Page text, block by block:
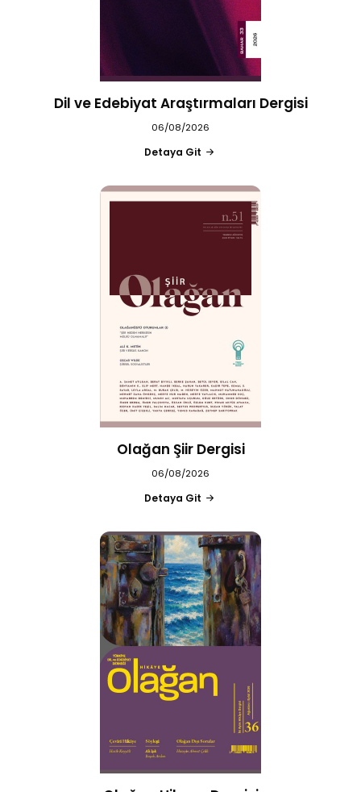
Dil ve Edebiyat Araştırmaları Dergisi
06/08/2026
Detaya Git
Olağan Şiir Dergisi
06/08/2026
Detaya Git